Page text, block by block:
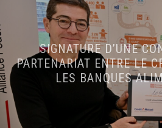
SIGNATURE D’UNE
PARTENARIAT ENTRE LE
LES BANQUES